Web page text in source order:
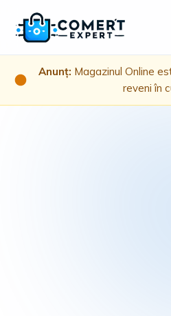
Anunț: Magazinul Online
reveni în